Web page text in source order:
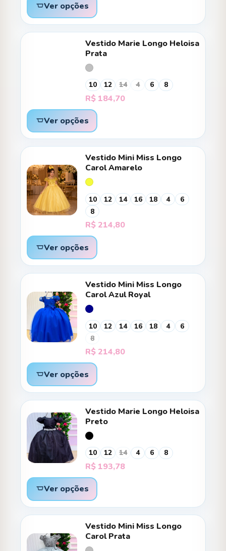
Ver opções
Vestido Marie Longo Heloisa
Prata
10 12 14 4 6 8
R$ 184,70
Ver opções
Vestido Mini Miss Longo
Carol Amarelo
10 12 14 16 18 4
6
8
R$ 214,80
Ver opções
Vestido Mini Miss Longo
Carol Azul Royal
10 12 14 16 18 4
6
8
R$ 214,80
Ver opções
Vestido Marie Longo Heloisa
Preto
10 12 14 4 6 8
R$ 193,78
Ver opções
Vestido Mini Miss Longo
Carol Prata